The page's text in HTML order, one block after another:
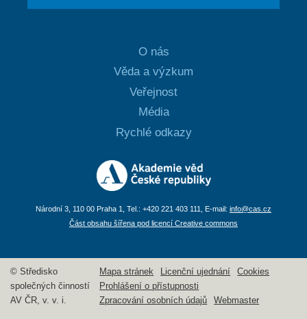
O nás
Věda a výzkum
Veřejnost
Média
Rychlé odkazy
Národní 3, 110 00 Praha 1, Tel.: +420 221 403 111, E-mail: info@cas.cz
Část obsahu šířena pod licencí Creative commons
© Středisko
společných činností
AV ČR, v. v. i.
Mapa stránek Licenční ujednání
Cookies
Prohlášení o přístupnosti
Zpracování osobních údajů
Webmaster